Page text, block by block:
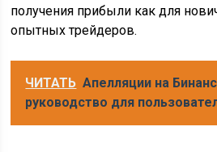
получения прибыли как для
опытных трейдеров.
ЧИТАТЬ Апелляции на
руководство для